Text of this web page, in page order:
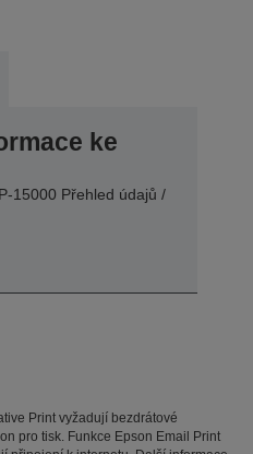
ke
15000 Přehled údajů /
Print vyžadují bezdrátové
pro tisk. Funkce Epson Email Print